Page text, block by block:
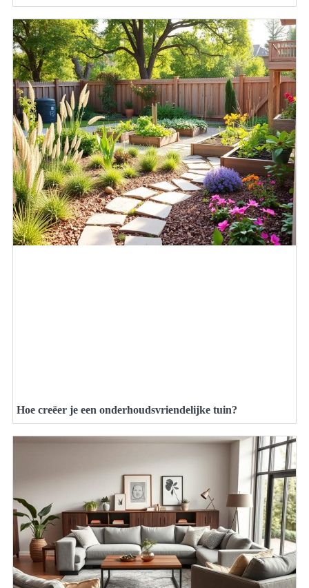
Hoe creëer je een onderhoudsvriendelijke tuin?